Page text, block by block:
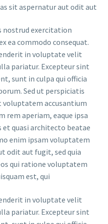
sit aspernatur aut odit aut
nostrud exercitation
ea commodo consequat.
in voluptate velit
pariatur. Excepteur sint
sunt in culpa qui officia
Sed ut perspiciatis
voluptatem accusantium
rem aperiam, eaque ipsa
quasi architecto beatae
enim ipsam voluptatem
odit aut fugit, sed quia
qui ratione voluptatem
est, qui
in voluptate velit
pariatur. Excepteur sint